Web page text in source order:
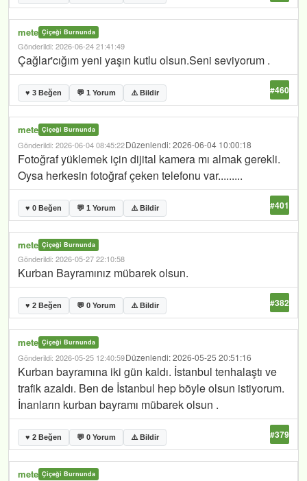
mete Çiçeği Burnunda
Gönderildi: 2026-06-24 21:41:49
Çağlar'cığım yeni yaşın kutlu olsun.Seni seviyorum .
♥ 3 Beğen 💬 1 Yorum ⚠️ Bildir #460
mete Çiçeği Burnunda
Gönderildi: 2026-06-04 08:45:22Düzenlendi: 2026-06-04 10:00:18
Fotoğraf yüklemek için dijital kamera mı almak gerekli.
Oysa herkesin fotoğraf çeken telefonu var.........
♥ 0 Beğen 💬 1 Yorum ⚠️ Bildir #401
mete Çiçeği Burnunda
Gönderildi: 2026-05-27 22:10:58
Kurban Bayramınız mübarek olsun.
♥ 2 Beğen 💬 0 Yorum ⚠️ Bildir #382
mete Çiçeği Burnunda
Gönderildi: 2026-05-25 12:40:59Düzenlendi: 2026-05-25 20:51:16
Kurban bayramına iki gün kaldı. İstanbul tenhalaştı ve
trafik azaldı. Ben de İstanbul hep böyle olsun istiyorum.
İnanların kurban bayramı mübarek olsun .
♥ 2 Beğen 💬 0 Yorum ⚠️ Bildir #379
mete Çiçeği Burnunda